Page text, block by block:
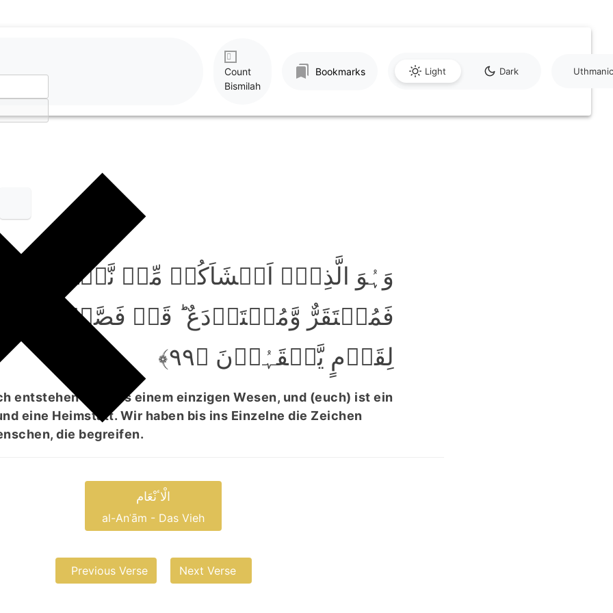
Count
Bismilah
Bookmarks Light Dark Uthmanic
وَہُوَ الَّذِیۡۤ اَنۡشَاَکُمۡ مِّنۡ نَّفۡسٍ
فَمُسۡتَقَرٌّ وَّمُسۡتَوۡدَعٌ ؕ قَدۡ فَصَّلۡنَا
لِقَوۡمٍ یَّفۡقَہُوۡنَ ﴿۹۹﴾
entstehen ließ aus einem einzigen Wesen, und (euch) ist ein
eine Heimstatt. Wir haben bis ins Einzelne die Zeichen
die begreifen.
الْاٴنْعَام
al-Anʿām - Das Vieh
Previous Verse Next Verse